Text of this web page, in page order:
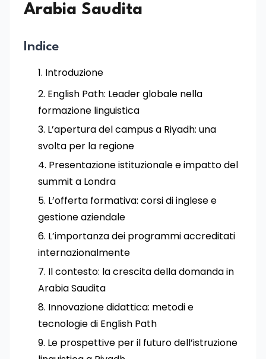
Arabia Saudita
Indice
Introduzione
English Path: Leader globale nella
formazione linguistica
L’apertura del campus a Riyadh: una
svolta per la regione
Presentazione istituzionale e impatto del
summit a Londra
L’offerta formativa: corsi di inglese e
gestione aziendale
L’importanza dei programmi accreditati
internazionalmente
Il contesto: la crescita della domanda in
Arabia Saudita
Innovazione didattica: metodi e
tecnologie di English Path
Le prospettive per il futuro dell’istruzione